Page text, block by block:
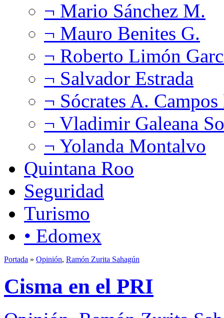
¬ Mario Sánchez M.
¬ Mauro Benites G.
¬ Roberto Limón
¬ Salvador Estrada
¬ Sócrates A.
¬ Vladimir Galeana
¬ Yolanda Montalvo
Quintana Roo
Seguridad
Turismo
• Edomex
Portada » Opinión, Ramón Zurita Sahagún
Cisma en el PRI